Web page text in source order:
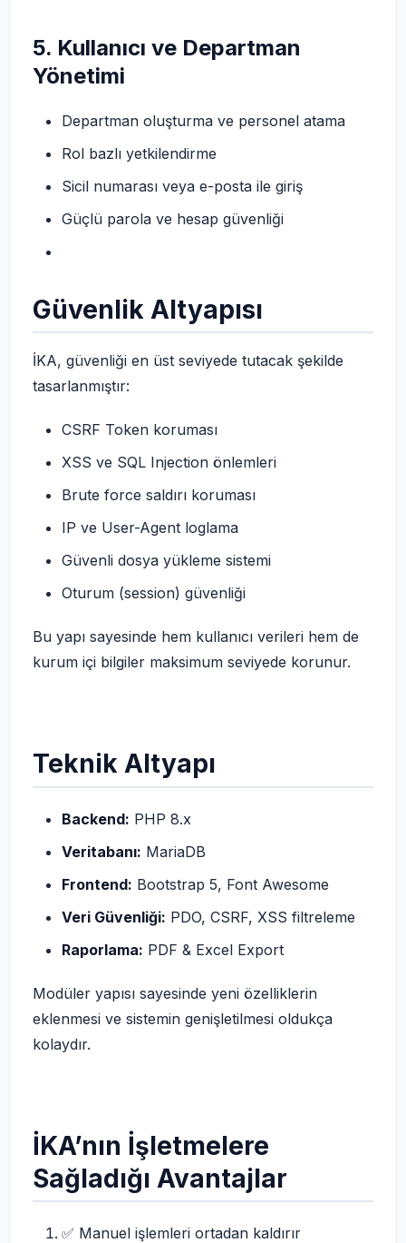
5. Kullanıcı ve Departman
Yönetimi
Departman oluşturma ve personel atama
Rol bazlı yetkilendirme
Sicil numarası veya e-posta ile giriş
Güçlü parola ve hesap güvenliği
Güvenlik Altyapısı
İKA, güvenliği en üst seviyede tutacak şekilde
tasarlanmıştır:
CSRF Token koruması
XSS ve SQL Injection önlemleri
Brute force saldırı koruması
IP ve User-Agent loglama
Güvenli dosya yükleme sistemi
Oturum (session) güvenliği
Bu yapı sayesinde hem kullanıcı verileri hem de
kurum içi bilgiler maksimum seviyede korunur.
Teknik Altyapı
Backend: PHP 8.x
Veritabanı: MariaDB
Frontend: Bootstrap 5, Font Awesome
Veri Güvenliği: PDO, CSRF, XSS filtreleme
Raporlama: PDF & Excel Export
Modüler yapısı sayesinde yeni özelliklerin
eklenmesi ve sistemin genişletilmesi oldukça
kolaydır.
İKA’nın İşletmelere
Sağladığı Avantajlar
✅ Manuel işlemleri ortadan kaldırır